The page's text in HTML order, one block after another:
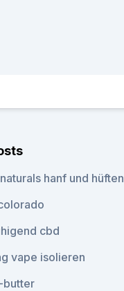
hanf und hüften
cbd
vape isolieren
butter